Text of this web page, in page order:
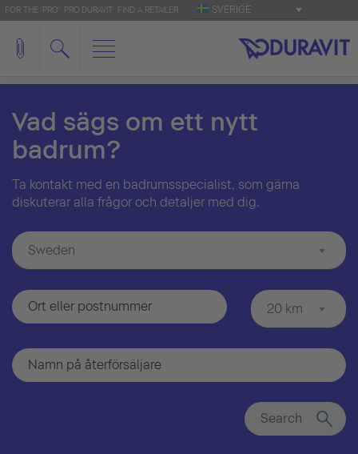
FOR THE 'PRO': PRO.DURAVIT FIND A RETAILER SVERIGE
Vad sägs om ett nytt
badrum?
Ta kontakt med en badrumsspecialist, som gärna
diskuterar alla frågor och detaljer med dig.
Sweden
20 km
Search